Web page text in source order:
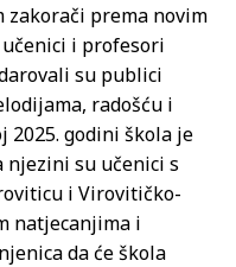
zakorači prema novim
i profesori
su publici
radošću i
2025. godini škola je
njezini su učenici s
i Virovitičko-
natjecanjima i
da će škola